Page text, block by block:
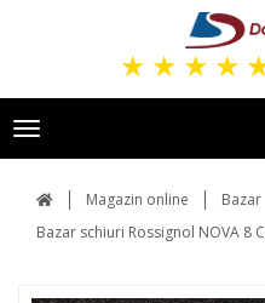
★ ★ ★ ★
Toggle
navigation
Magazin online
Bazar
Bazar schiuri Rossignol NOVA 8